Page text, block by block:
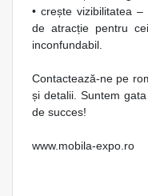
• crește vizibilitatea
de atracție pentru
inconfundabil.
Contactează-ne pe
și detalii. Suntem
de succes!
www.mobila-expo.ro